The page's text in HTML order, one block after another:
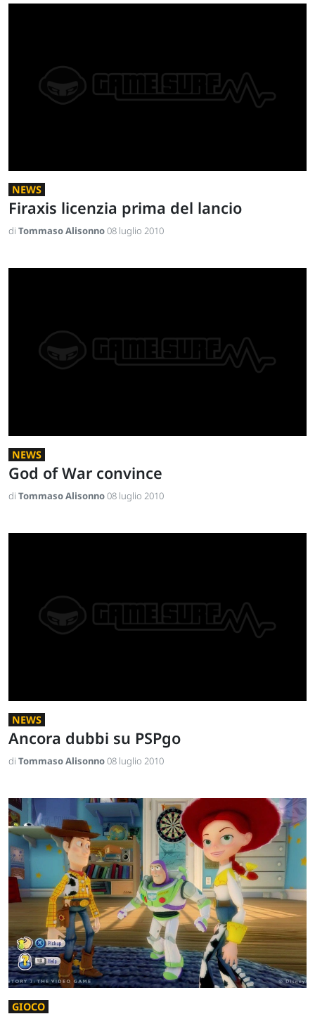
NEWS
Firaxis licenzia prima del lancio
di Tommaso Alisonno08 luglio 2010
NEWS
God of War convince
di Tommaso Alisonno08 luglio 2010
NEWS
Ancora dubbi su PSPgo
di Tommaso Alisonno08 luglio 2010
GIOCO